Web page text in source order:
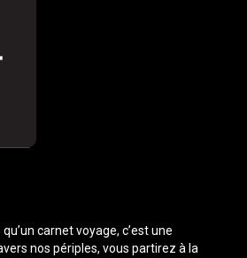
carnet voyage, c’est une
nos périples, vous partirez à la